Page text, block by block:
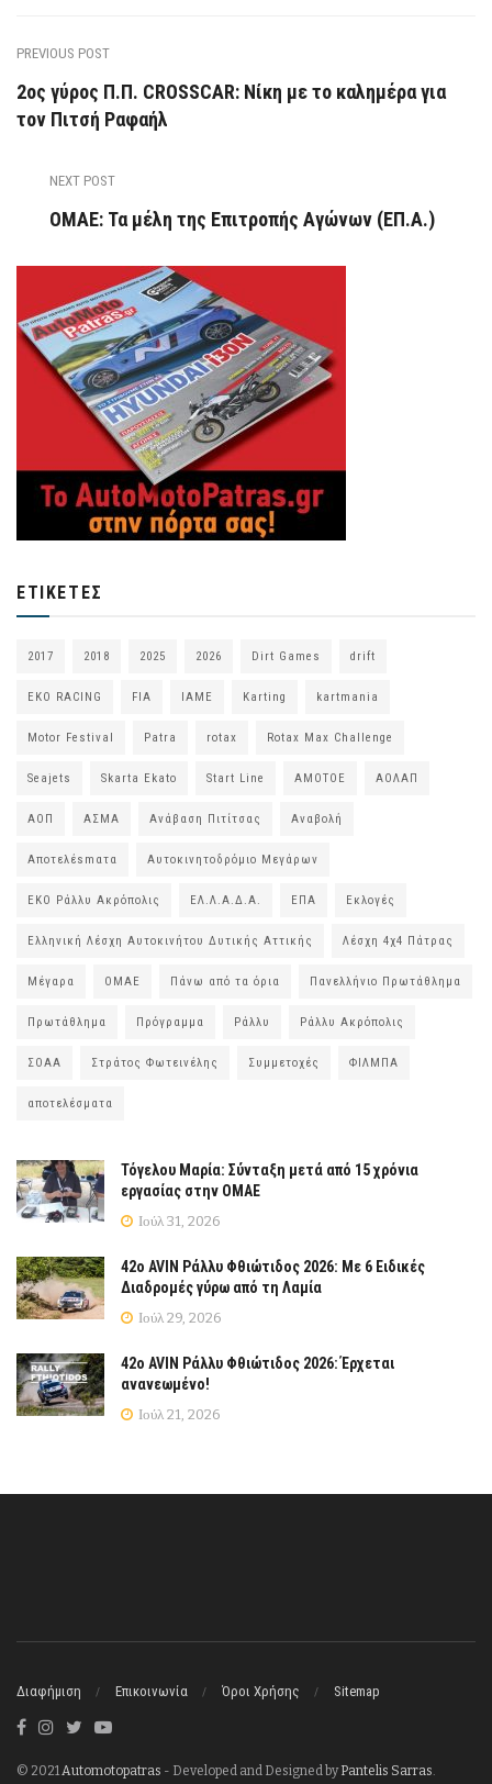
PREVIOUS POST
2ος γύρος Π.Π. CROSSCAR: Νίκη με το καλημέρα για
τον Πιτσή Ραφαήλ
NEXT POST
ΟΜΑΕ: Τα μέλη της Επιτροπής Αγώνων (ΕΠ.Α.)
ΕΤΙΚΈΤΕΣ
2017 2018 2025 2026 Dirt Games drift
EKO RACING FIA IAME Karting kartmania
Motor Festival Patra rotax Rotax Max Challenge
Seajets Skarta Ekato Start Line ΑΜΟΤΟΕ ΑΟΛΑΠ
ΑΟΠ ΑΣΜΑ Ανάβαση Πιτίτσας Αναβολή
Αποτελέsmατα Αυτοκινητοδρόμιο Μεγάρων
ΕΚΟ Ράλλυ Ακρόπολις ΕΛ.Λ.Α.Δ.Α. ΕΠΑ Εκλογές
Ελληνική Λέσχη Αυτοκινήτου Δυτικής Αττικής Λέσχη 4χ4 Πάτρας
Μέγαρα ΟΜΑΕ Πάνω από τα όρια Πανελλήνιο Πρωτάθλημα
Πρωτάθλημα Πρόγραμμα Ράλλυ Ράλλυ Ακρόπολις
ΣΟΑΑ Στράτος Φωτεινέλης Συμμετοχές ΦΙΛΜΠΑ
αποτελέσματα
Τόγελου Μαρία: Σύνταξη μετά από 15 χρόνια
εργασίας στην ΟΜΑΕ
Ιούλ 31, 2026
42ο AVIN Ράλλυ Φθιώτιδος 2026: Με 6 Ειδικές
Διαδρομές γύρω από τη Λαμία
Ιούλ 29, 2026
42ο AVIN Ράλλυ Φθιώτιδος 2026: Έρχεται
ανανεωμένο!
Ιούλ 21, 2026
Διαφήμιση Επικοινωνία Όροι Χρήσης Sitemap
© 2021Automotopatras - Developed and Designed byPantelis Sarras.